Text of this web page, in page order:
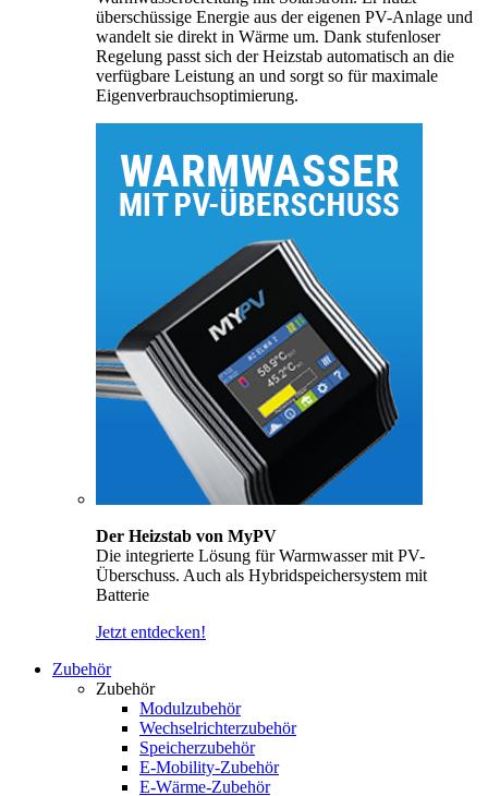
überschüssige Energie aus der eigenen PV-Anlage und
wandelt sie direkt in Wärme um. Dank stufenloser
Regelung passt sich der Heizstab automatisch an die
verfügbare Leistung an und sorgt so für maximale
Eigenverbrauchsoptimierung.
Der Heizstab von MyPV
Die integrierte Lösung für Warmwasser mit PV-
Überschuss. Auch als Hybridspeichersystem mit
Batterie
Jetzt entdecken!
Zubehör
Zubehör
Modulzubehör
Wechselrichterzubehör
Speicherzubehör
E-Mobility-Zubehör
E-Wärme-Zubehör